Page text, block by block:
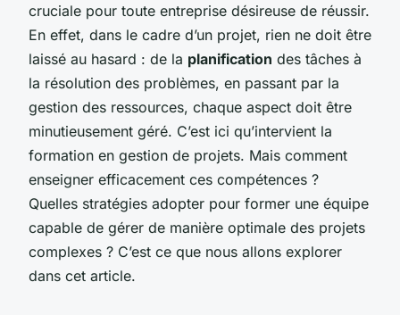
cruciale pour toute entreprise désireuse de réussir.
En effet, dans le cadre d’un projet, rien ne doit être
laissé au hasard : de la planification des tâches à
la résolution des problèmes, en passant par la
gestion des ressources, chaque aspect doit être
minutieusement géré. C’est ici qu’intervient la
formation en gestion de projets. Mais comment
enseigner efficacement ces compétences ?
Quelles stratégies adopter pour former une équipe
capable de gérer de manière optimale des projets
complexes ? C’est ce que nous allons explorer
dans cet article.